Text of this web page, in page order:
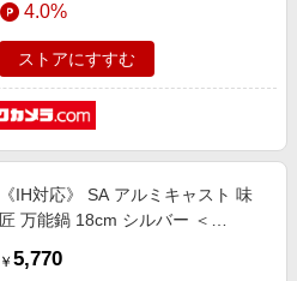
4.0%
ストアにすすむ
《IH対応》 SA アルミキャスト 味
匠 万能鍋 18cm シルバー ＜
￥ 5,770